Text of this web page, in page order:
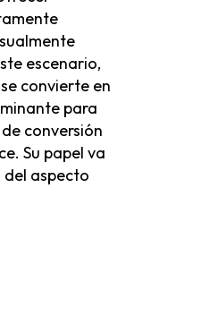
escenario,
convierte en
para
conversión
Su papel va
del aspecto